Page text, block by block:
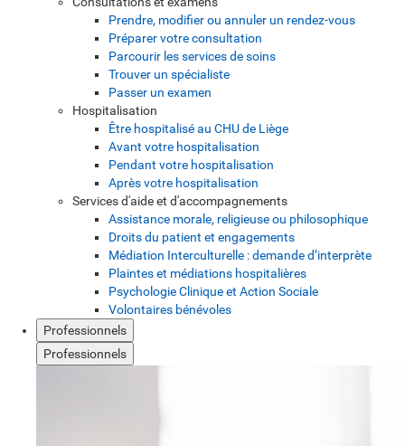
Prendre, modifier ou annuler un rendez-vous
Préparer votre consultation
Parcourir les services de soins
Trouver un spécialiste
Passer un examen
Hospitalisation
Être hospitalisé au CHU de Liège
Avant votre hospitalisation
Pendant votre hospitalisation
Après votre hospitalisation
Services d'aide et d'accompagnements
Assistance morale, religieuse ou philosophique
Droits du patient et engagements
Médiation Interculturelle : demande d’interprète
Plaintes et médiations hospitalières
Psychologie Clinique et Action Sociale
Volontaires bénévoles
Professionnels
Professionnels